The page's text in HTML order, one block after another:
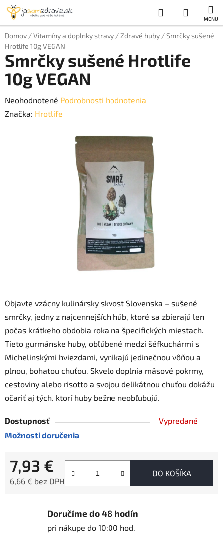
Prejsť
obsah
Hľadať
KOŠÍK
Domov /Vitamíny a doplnky stravy / Zdravé huby /Smrčky sušené
Hrotlife 10g VEGAN
Objavte vzácny kulinársky skvost Slovenska – sušené
smrčky, jedny z najcennejších húb, ktoré sa zbierajú len
počas krátkeho obdobia roka na špecifických miestach.
Tieto gurmánske huby, obľúbené medzi šéfkuchármi s
Michelinskými hviezdami, vynikajú jedinečnou vôňou a
plnou, bohatou chuťou. Skvelo doplnia mäsové pokrmy,
cestoviny alebo risotto a svojou delikátnou chuťou dokážu
očariť aj tých, ktorí huby bežne neobľubujú.
Dostupnosť
Vypredané
Možnosti doručenia
7,93 €
6,66 € bez DPH
DO KOŠÍKA
Smrčky sušené Hrotlife
10g VEGAN
Priemerné
hodnotenie
Neohodnotené Podrobnosti hodnotenia
Značka: Hrotlife
Doručíme do 48 hodín
pri nákupe do 10:00 hod.